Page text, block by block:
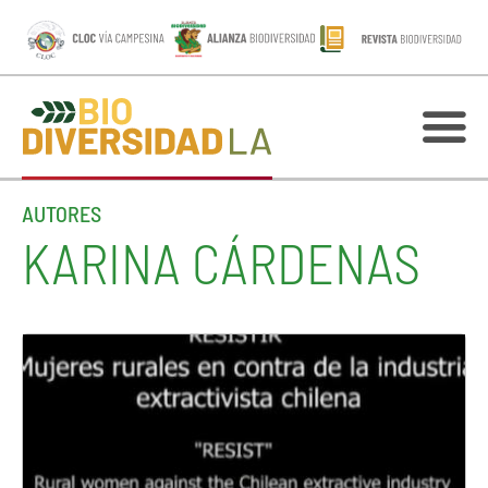
AUTORES
KARINA CÁRDENAS